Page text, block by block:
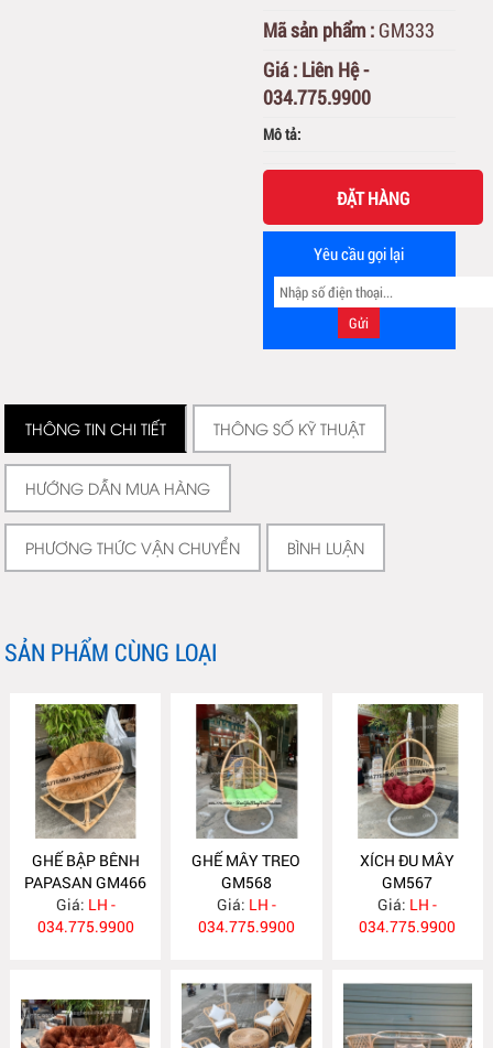
Mã sản phẩm : GM333
Giá : Liên Hệ -
034.775.9900
Mô tả:
ĐẶT HÀNG
Yêu cầu gọi lại
THÔNG TIN CHI TIẾT THÔNG SỐ KỸ THUẬT
HƯỚNG DẪN MUA HÀNG
PHƯƠNG THỨC VẬN CHUYỂN BÌNH LUẬN
SẢN PHẨM CÙNG LOẠI
GHẾ BẬP BÊNH
PAPASAN GM466
Giá: LH -
034.775.9900
GHẾ MÂY TREO
GM568
Giá: LH -
034.775.9900
XÍCH ĐU MÂY
GM567
Giá: LH -
034.775.9900